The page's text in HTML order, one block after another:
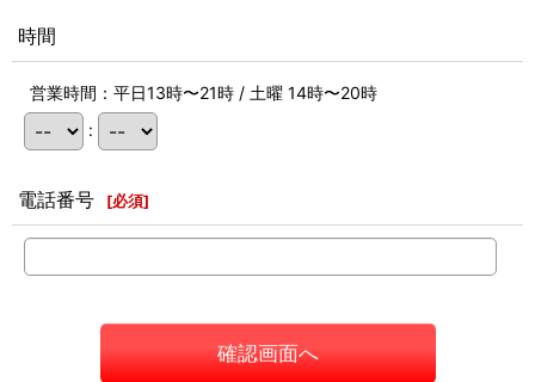
時間
営業時間：平日13時〜21時 / 土曜 14時〜20時
:
電話番号 [必須]
確認画面へ